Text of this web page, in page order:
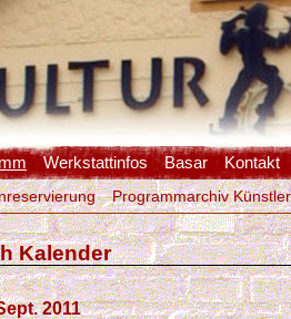
Werkstattinfos Basar Kontakt
Programmarchiv Künstler
Kalender
2011